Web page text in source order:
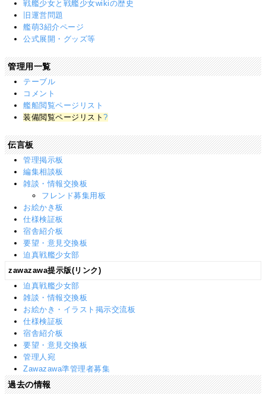
戦艦少女と戦艦少女wikiの歴史
旧運営問題
艦萌3紹介ページ
公式展開・グッズ等
管理用一覧
テーブル
コメント
艦船閲覧ページリスト
装備閲覧ページリスト?
伝言板
管理掲示板
編集相談板
雑談・情報交換板
フレンド募集用板
お絵かき板
仕様検証板
宿舎紹介板
要望・意見交換板
迫真戦艦少女部
zawazawa提示版(リンク)
迫真戦艦少女部
雑談・情報交換板
お絵かき・イラスト掲示交流板
仕様検証板
宿舎紹介板
要望・意見交換板
管理人宛
Zawazawa準管理者募集
過去の情報